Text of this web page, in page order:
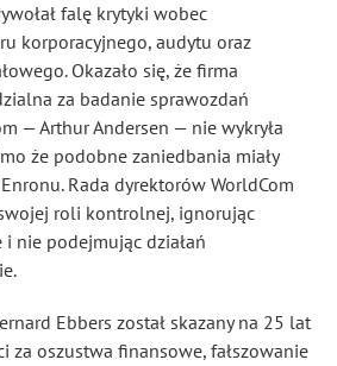
falę krytyki wobec
korporacyjnego, audytu oraz
Okazało się, że firma
za badanie sprawozdań
— Arthur Andersen — nie wykryła
że podobne zaniedbania miały
Rada dyrektorów WorldCom
roli kontrolnej, ignorując
i nie podejmując działań
Ebbers został skazany na 25 lat
za oszustwa finansowe, fałszowanie